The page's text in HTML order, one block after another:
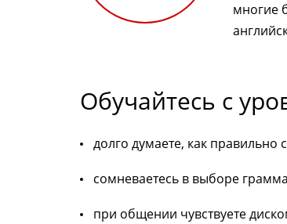
многие
Обучайтесь с
долго думаете, как правильно
сомневаетесь в выборе
при общении чувствуете